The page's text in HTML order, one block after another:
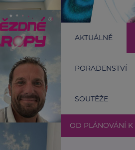
AKTUÁLNĚ
PORADENSTVÍ
SOUTĚŽE
OD PLÁNOVÁNÍ